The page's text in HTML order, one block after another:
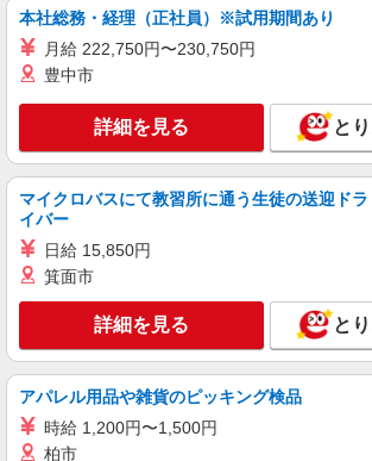
本社総務・経理（正社員）※試用期間あり
月給 222,750円〜230,750円
豊中市
詳細を見る と
マイクロバスにて教習所に通う生徒の送迎ドラ
イバー
日給 15,850円
箕面市
詳細を見る と
アパレル用品や雑貨のピッキング検品
時給 1,200円〜1,500円
柏市